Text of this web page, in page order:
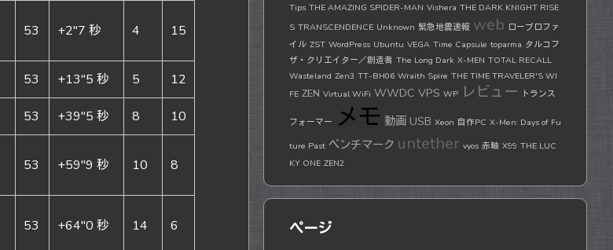
53 +2″7 秒 4 15
53 +13″5 秒 5 12
53 +39″5 秒 8 10
53 +59″9 秒 10 8
53 +64″0 秒 14 6
Tips THE AMAZING SPIDER-MAN Vishera THE DARK KNIGHT RISE
S TRANSCENDENCE Unknown 緊急地震速報 web ロープロファ
イル ZST WordPress Ubuntu VEGA Time Capsule toparma タルコフ
ザ・クリエイター／創造者 The Long Dark X-MEN TOTAL RECALL
Wasteland Zen3 TT-BH06 Wraith Spire THE TIME TRAVELER'S WI
FE ZEN Virtual WiFi WWDC VPS WP レビュー トランス
フォーマー メモ 動画 USB Xeon 自作PC X-Men: Days of Fu
ture Past ベンチマーク untether vyos 赤軸 X99 THE LUC
KY ONE ZEN2
ページ